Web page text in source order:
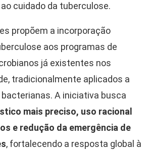
cuidado da tuberculose.
propõem a incorporação
aos programas de
já existentes nos
tradicionalmente aplicados a
A iniciativa busca
mais preciso, uso racional
e redução da emergência de
, fortalecendo a resposta global à